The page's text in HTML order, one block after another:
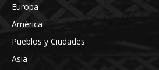
Europa
América
Pueblos y Ciudades
Asia